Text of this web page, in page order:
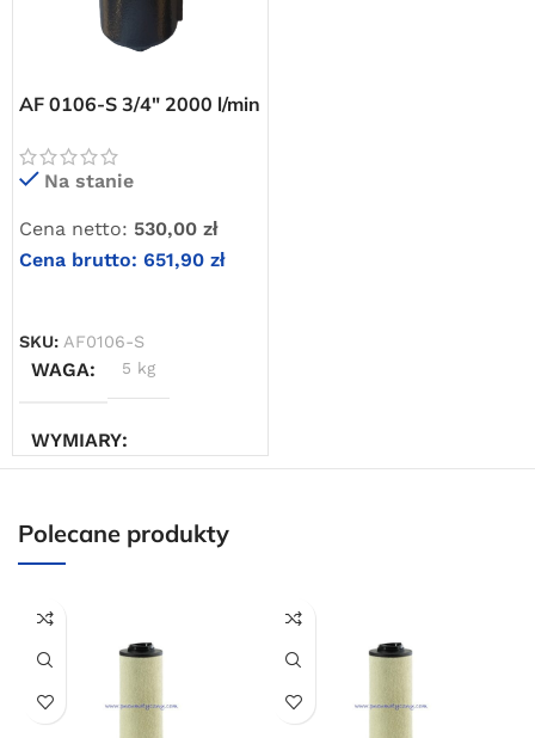
AF 0106-S 3/4″ 2000 l/min
Na stanie
Cena netto: 530,00 zł
Cena brutto: 651,90 zł
SKU: AF0106-S
WAGA 5 kg
WYMIARY
Polecane produkty